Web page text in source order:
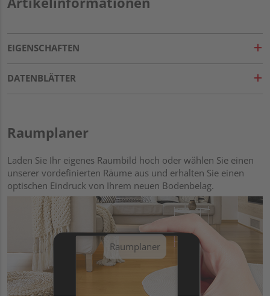
EIGENSCHAFTEN
DATENBLÄTTER
Raumplaner
Laden Sie Ihr eigenes Raumbild hoch oder wählen Sie einen
unserer vordefinierten Räume aus und erhalten Sie einen
optischen Eindruck von Ihrem neuen Bodenbelag.
Raumplaner